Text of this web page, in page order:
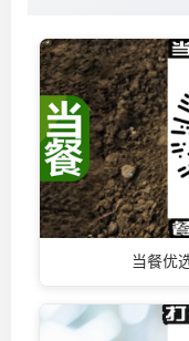
当餐优